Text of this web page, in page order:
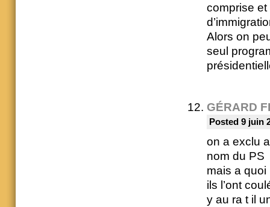
comprise
Alors on
seul
GÉRARD
Posted 9 juin
on a exclu
nom du PS
mais a quoi
ils l’ont
y au ra t il